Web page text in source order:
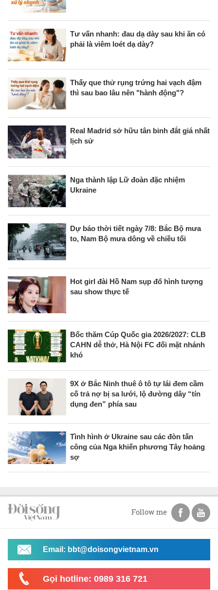
Tư vấn nhanh: đau dạ dày sau khi ăn có
phải là viêm loét dạ dày?
Thấy que thử rụng trứng hai vạch đậm
thì sau bao lâu nên "hành động"?
Real Madrid sở hữu tân binh đắt giá nhất
lịch sử
Nga thành lập Lữ đoàn đặc nhiệm
Ukraine
Dự báo thời tiết ngày 7/8: Bắc Bộ mưa
to, Nam Bộ mưa dông về chiều tối
Hot girl đài Hồ Nam sụp đổ hình tượng
sau show thực tế
Bốc thăm Cúp Quốc gia 2026/2027: CLB
CAHN dễ thở, Hà Nội FC đối mặt nhánh
khó
9X ở Bắc Ninh thuê ô tô tự lái đem cầm
cố trả nợ bị sa lưới, lộ đường dây “tín
dụng đen” phía sau
Tình hình ở Ukraine sau các đòn tấn
công của Nga khiến phương Tây hoảng
sợ
Follow me
Email: bbt@doisongvietnam.vn
Gọi hotline: 0989 316 721